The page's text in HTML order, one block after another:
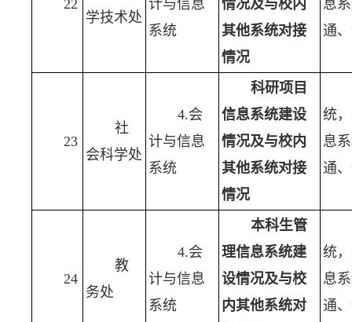
22
学技术处
计与信息
系统
情况及与校内
其他系统对接
情况
息
通
23
社
会科学处
4.会
计与信息
系统
科研项目
信息系统建设
情况及与校内
其他系统对接
情况
统
息
通
24
教
务处
4.会
计与信息
系统
本科生管
理信息系统建
设情况及与校
内其他系统对
统
息
通